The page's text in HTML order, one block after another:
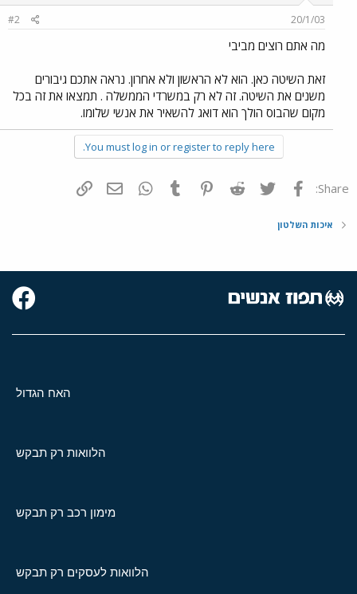
20/1/03
#2
מה אתם רוצים מביבי
זאת השיטה כאן. הוא לא הראשון ולא אחרון. נראה אתכם גיבורים
משנים את השיטה. זה לא רק במשרדי הממשלה . תמצאו את זה בכל
מקום שהבוס הולך הוא דואג להשאיר את אנשי שלומו.
You must log in or register to reply here.
Share: פייסבוק Twitter
Reddit
Pinterest
Tumblr
WhatsAppדואר אלקטרוני
איכות השלטון
האח הגדול
הלוואות רק תבקש
מימון רכב רק תבקש
הלוואות לעסקים רק תבקש